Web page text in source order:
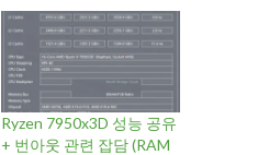
Ryzen 7950x3D 성능 공유
+ 번아웃 관련 잡담 (RAM